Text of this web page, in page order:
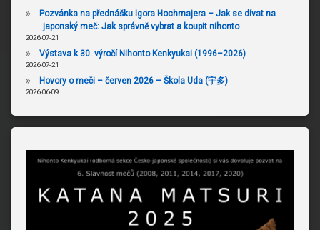
Pozvánka na přednášku Igora Hochmajera – Jak se dívat na
japonský meč: Jak správně vybrat a koupit nihonto
2026-07-21
Výstava k 30. výročí Nihonto Kenkyukai (1996–2026)
2026-07-21
Hovory o meči – červen 2026 – Škola Uda (宇多)
2026-06-09